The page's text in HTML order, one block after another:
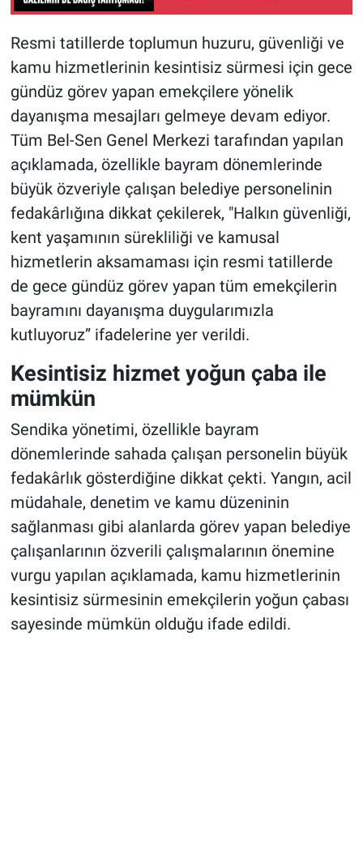
Resmi tatillerde toplumun huzuru, güvenliği ve
kamu hizmetlerinin kesintisiz sürmesi için gece
gündüz görev yapan emekçilere yönelik
dayanışma mesajları gelmeye devam ediyor.
Tüm Bel-Sen Genel Merkezi tarafından yapılan
açıklamada, özellikle bayram dönemlerinde
büyük özveriyle çalışan belediye personelinin
fedakârlığına dikkat çekilerek, "Halkın güvenliği,
kent yaşamının sürekliliği ve kamusal
hizmetlerin aksamaması için resmi tatillerde
de gece gündüz görev yapan tüm emekçilerin
bayramını dayanışma duygularımızla
kutluyoruz” ifadelerine yer verildi.
Kesintisiz hizmet yoğun çaba ile
mümkün
Sendika yönetimi, özellikle bayram
dönemlerinde sahada çalışan personelin büyük
fedakârlık gösterdiğine dikkat çekti. Yangın, acil
müdahale, denetim ve kamu düzeninin
sağlanması gibi alanlarda görev yapan belediye
çalışanlarının özverili çalışmalarının önemine
vurgu yapılan açıklamada, kamu hizmetlerinin
kesintisiz sürmesinin emekçilerin yoğun çabası
sayesinde mümkün olduğu ifade edildi.